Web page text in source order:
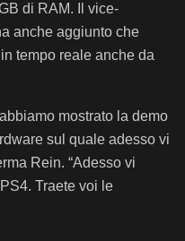
di RAM. Il vice-
anche aggiunto che
tempo reale anche da
mostrato la demo
sul quale adesso vi
Rein. “Adesso vi
Traete voi le